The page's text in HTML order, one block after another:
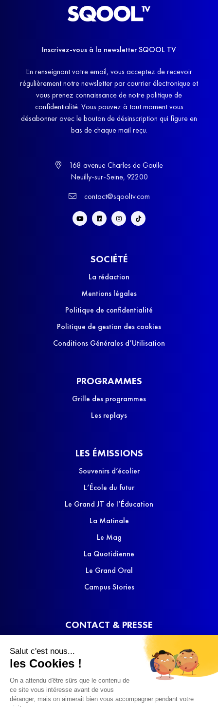
Salut c'est nous...
les Cookies !
On a attendu d'être sûrs que le contenu de
ce site vous intéresse avant de vous
déranger, mais on aimerait bien vous accompagner pendant votre
Inscrivez-vous à la newsletter SQOOL TV
En renseignant votre email, vous acceptez de recevoir
régulièrement notre newsletter par courrier électronique et
vous prenez connaissance de notre politique de
confidentialité. Vous pouvez à tout moment vous
désabonner avec le bouton de désinscription qui figure en
bas de chaque mail reçu.
168 avenue Charles de Gaulle
Neuilly-sur-Seine, 92200
contact@sqooltv.com
SOCIÉTÉ
La rédaction
Mentions légales
Politique de confidentialité
Politique de gestion des cookies
Conditions Générales d’Utilisation
PROGRAMMES
Grille des programmes
Les replays
LES ÉMISSIONS
Souvenirs d’écolier
L’École du futur
Le Grand JT de l’Éducation
La Matinale
Le Mag
La Quotidienne
Le Grand Oral
Campus Stories
CONTACT & PRESSE